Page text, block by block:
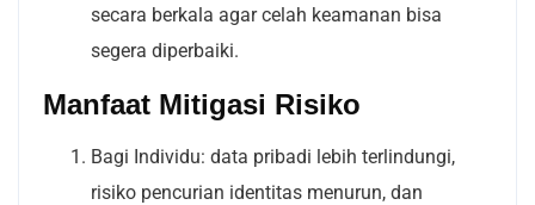
secara berkala agar celah keamanan bisa
segera diperbaiki.
Manfaat Mitigasi Risiko
Bagi Individu: data pribadi lebih terlindungi,
risiko pencurian identitas menurun, dan